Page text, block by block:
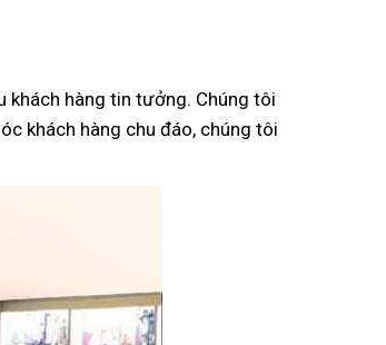
khách hàng tin tưởng. Chúng tôi
khách hàng chu đáo, chúng tôi